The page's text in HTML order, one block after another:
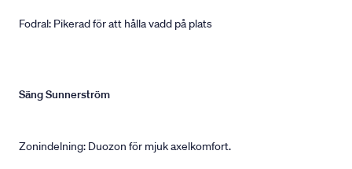
Fodral: Pikerad för att hålla vadd på plats
Säng Sunnerström
Zonindelning: Duozon för mjuk axelkomfort.